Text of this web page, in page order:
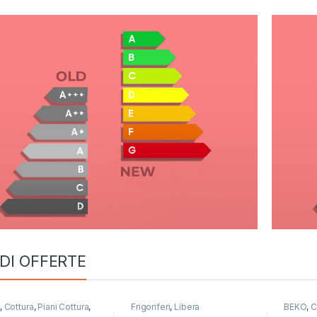
OFFERTE
, Cottura, Piani Cottura,
Frigoriferi, Libera
BEKO,